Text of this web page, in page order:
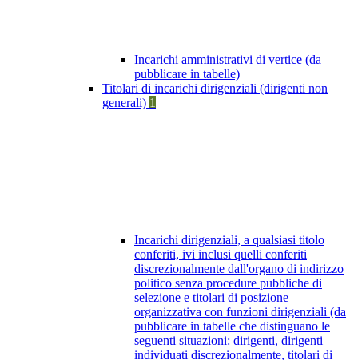
Incarichi amministrativi di vertice (da
pubblicare in tabelle)
Titolari di incarichi dirigenziali (dirigenti non
generali) 1
Incarichi dirigenziali, a qualsiasi titolo
conferiti, ivi inclusi quelli conferiti
discrezionalmente dall'organo di indirizzo
politico senza procedure pubbliche di
selezione e titolari di posizione
organizzativa con funzioni dirigenziali (da
pubblicare in tabelle che distinguano le
seguenti situazioni: dirigenti, dirigenti
individuati discrezionalmente, titolari di